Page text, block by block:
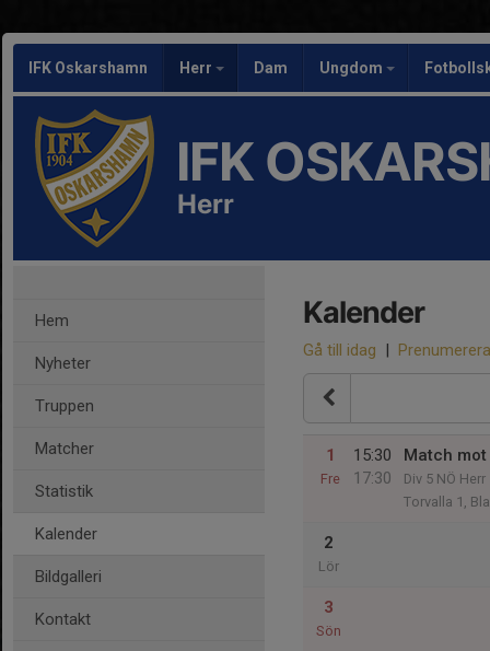
IFK Oskarshamn Herr Dam Ungdom
IFK
Herr
Hem
Nyheter
Truppen
Matcher
Statistik
Kalender
Bildgalleri
Kontakt
Kalender
Gå till idag | Prenumerera
1
Fre
15:30
17:30
Match mot
Div 5 NÖ Herr
Torvalla 1,
2
Lör
3
Sön